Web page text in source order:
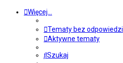
Więcej…
Tematy bez odpowiedzi
Aktywne tematy
Szukaj